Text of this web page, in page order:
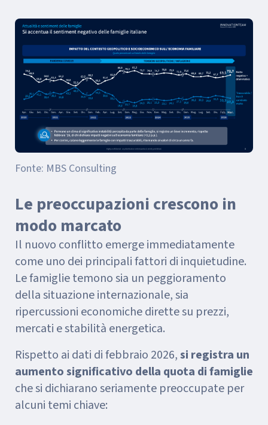
Fonte: MBS Consulting
Le preoccupazioni crescono in
modo marcato
Il nuovo conflitto emerge immediatamente
come uno dei principali fattori di inquietudine.
Le famiglie temono sia un peggioramento
della situazione internazionale, sia
ripercussioni economiche dirette su prezzi,
mercati e stabilità energetica.
Rispetto ai dati di febbraio 2026,si registra un
aumento significativo della quota di famiglie
che si dichiarano seriamente preoccupate per
alcuni temi chiave: